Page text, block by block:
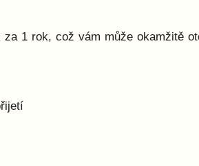
za 1 rok, což vám může okamžitě